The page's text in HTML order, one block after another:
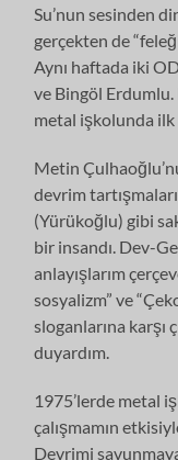
Su’nun sesinden
gerçekten de
Aynı haftada iki
ve Bingöl Erdumlu.
metal işkolunda ilk
Metin
devrim
(Yürükoğlu) gibi
bir insandı. Dev-
anlayışlarım
sosyalizm” ve
sloganlarına karşı
duyardım.
1975’lerde metal
çalışmamın
Devrimi